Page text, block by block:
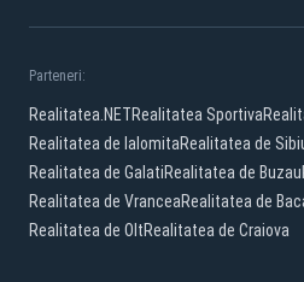
Parteneri:
Realitatea.NETRealitatea Sportiva
Realitatea de IalomitaRealitatea de
Realitatea de GalatiRealitatea de Buzau
Realitatea de VranceaRealitatea de
Realitatea de OltRealitatea de Craiova